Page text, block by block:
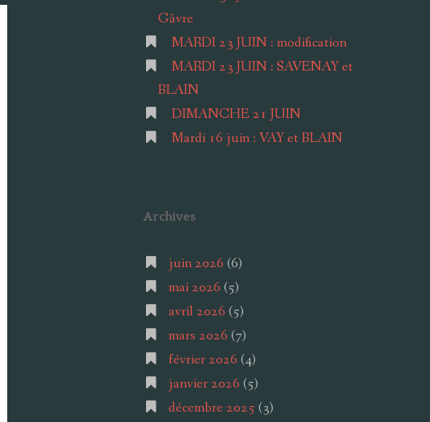
Gâvre
MARDI 23 JUIN : modification
MARDI 23 JUIN : SAVENAY et
BLAIN
DIMANCHE 21 JUIN
Mardi 16 juin : VAY et BLAIN
Archives
juin 2026 (6)
mai 2026 (5)
avril 2026 (5)
mars 2026 (7)
février 2026 (4)
janvier 2026 (5)
décembre 2025 (3)